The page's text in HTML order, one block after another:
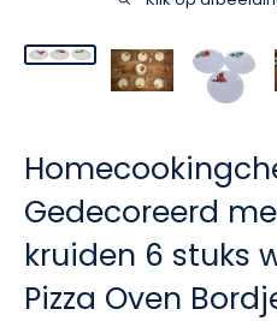
Gedecoreerd
kruiden 6 stuks
Pizza Oven